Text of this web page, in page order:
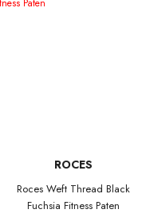
ROCES
Roces Weft Thread Black
Fuchsia Fitness Paten